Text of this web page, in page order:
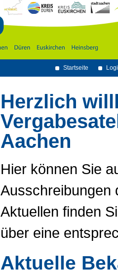
Startseite
Herzlich
Aachen
Hier können Sie
Ausschreibungen
Aktuellen finden
über eine
Aktuelle